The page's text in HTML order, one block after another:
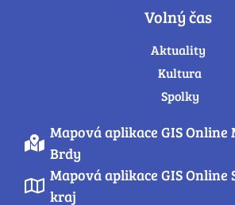
Volný čas
Aktuality
Kultura
Spolky
Mapová aplikace GIS Online
Brdy
Mapová aplikace GIS Online
kraj